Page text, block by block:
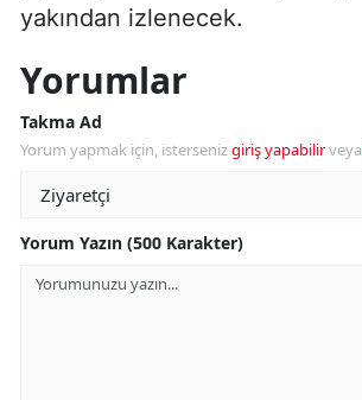
yakından izlenecek.
Yorumlar
Takma Ad
Yorum yapmak için, istersenizgiriş yapabilirveya
Yorum Yazın (500 Karakter)